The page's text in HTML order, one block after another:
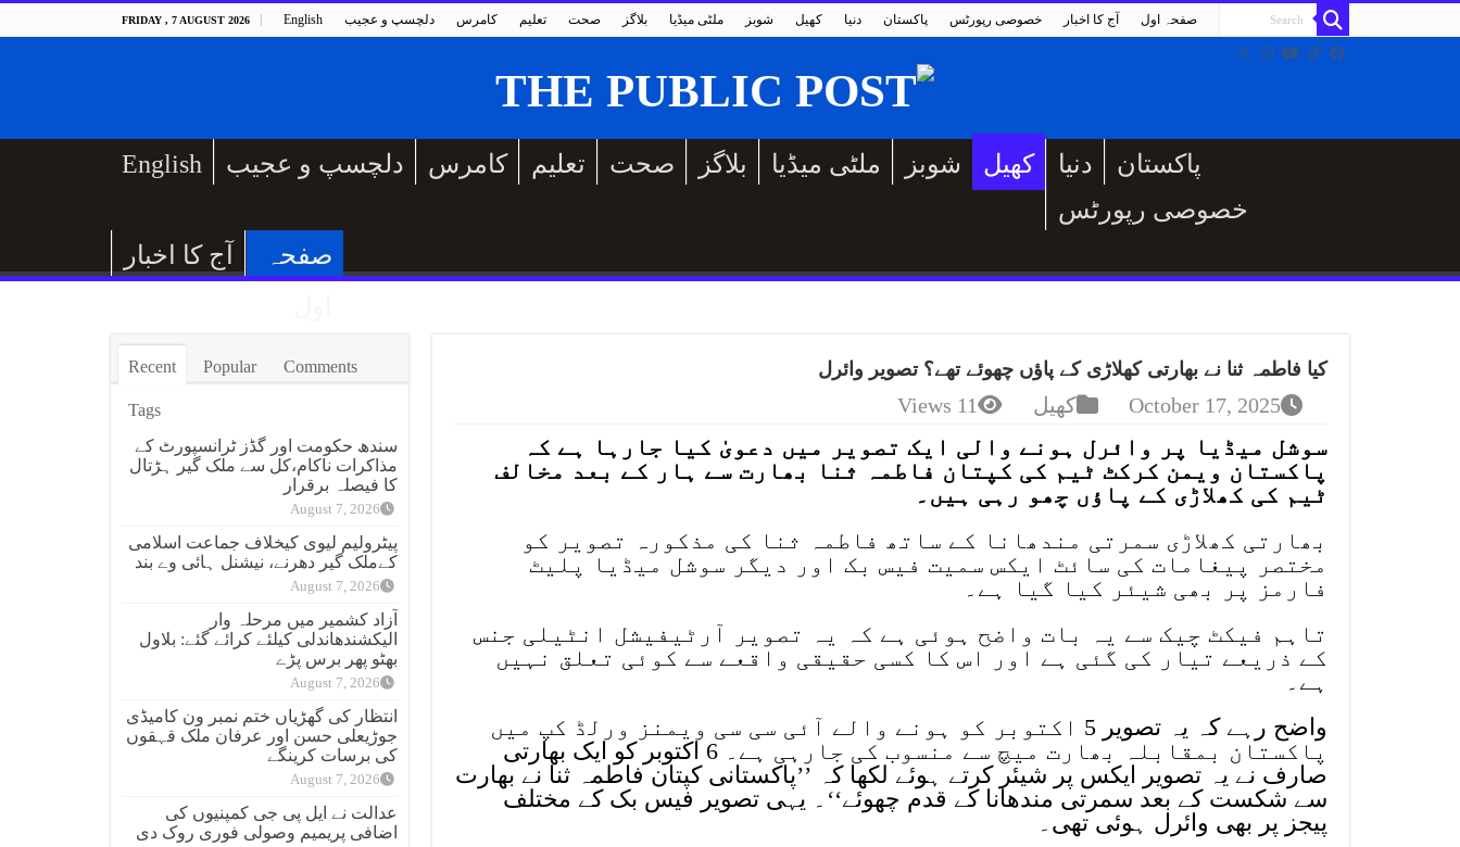
FRIDAY , 7 AUGUST 2026 English دلچسپ و عجیب کامرس تعلیم صحت بلاگز ملٹی میڈیا شوبز کھیل دنیا پاکستان خصوصی رپورٹس آج کا اخبار صفحہ اول
English دلچسپ و عجیب کامرس تعلیم صحت بلاگز ملٹی میڈیا شوبز کھیل دنیا
پاکستان
خصوصی رپورٹس
آج کا اخبار
صفحہ
کیا فاطمہ ثنا نے بھارتی کھلاڑی کے پاؤں چھوئے تھے؟ تصویر وائرل
October 17, 2025 کھیل 11 Views
سوشل میڈیا پر وائرل ہونے والی ایک تصویر میں دعویٰ کیا جارہا ہے کہ
پاکستان ویمن کرکٹ ٹیم کی کپتان فاطمہ ثنا بھارت سے ہار کے بعد مخالف
ٹیم کی کھلاڑی کے پاؤں چھو رہی ہیں۔
بھارتی کھلاڑی سمرتی مندھانا کے ساتھ فاطمہ ثنا کی مذکورہ تصویر کو
مختصر پیغامات کی سائٹ ایکس سمیت فیس بک اور دیگر سوشل میڈیا پلیٹ
فارمز پر بھی شیئر کیا گیا ہے۔
تاہم فیکٹ چیک سے یہ بات واضح ہوئی ہے کہ یہ تصویر آرٹیفیشل انٹیلی جنس
کے ذریعے تیار کی گئی ہے اور اس کا کسی حقیقی واقعے سے کوئی تعلق نہیں
ہے۔
واضح رہے کہ یہ تصویر 5 اکتوبر کو ہونے والے آئی سی سی ویمنز ورلڈ کپ میں
پاکستان بمقابلہ بھارت میچ سے منسوب کی جارہی ہے۔ 6 اکتوبر کو ایک بھارتی
صارف نے یہ تصویر ایکس پر شیئر کرتے ہوئے لکھا کہ ’’پاکستانی کپتان فاطمہ ثنا نے بھارت
سے شکست کے بعد سمرتی مندھانا کے قدم چھوئے‘‘۔ یہی تصویر فیس بک کے مختلف
پیجز پر بھی وائرل ہوئی تھی۔
Recent Popular Comments
Tags
سندھ حکومت اور گڈز ٹرانسپورٹ کے
مذاکرات ناکام،کل سے ملک گیر ہڑتال
کا فیصلہ برقرار
August 7, 2026
پیٹرولیم لیوی کیخلاف جماعت اسلامی
کےملک گیر دھرنے، نیشنل ہائی وے بند
August 7, 2026
آزاد کشمیر میں مرحلہ وار
الیکشندھاندلی کیلئے کرائے گئے: بلاول
بھٹو پھر برس پڑے
August 7, 2026
انتظار کی گھڑیاں ختم نمبر ون کامیڈی
جوڑیعلی حسن اور عرفان ملک قہقوں
کی برسات کرینگے
August 7, 2026
عدالت نے ایل پی جی کمپنیوں کی
اضافی پریمیم وصولی فوری روک دی